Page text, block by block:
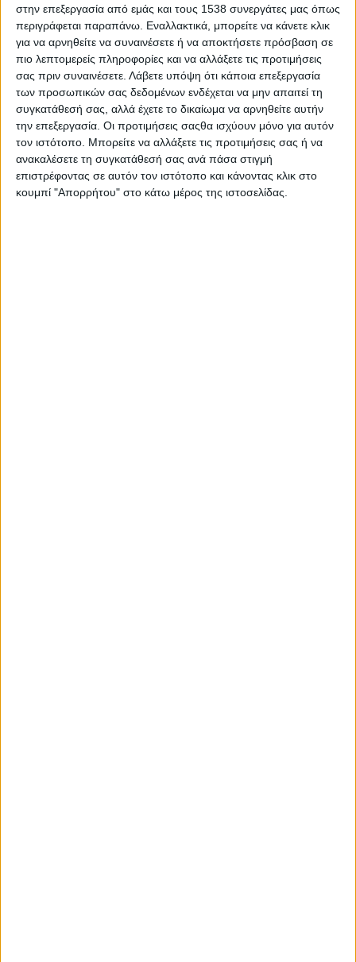
στην επεξεργασία από εμάς και τους 1538 συνεργάτες μας όπως
περιγράφεται παραπάνω. Εναλλακτικά, μπορείτε να κάνετε κλικ
για να αρνηθείτε να συναινέσετε ή να αποκτήσετε πρόσβαση σε
πιο λεπτομερείς πληροφορίες και να αλλάξετε τις προτιμήσεις
σας πριν συναινέσετε. Λάβετε υπόψη ότι κάποια επεξεργασία
των προσωπικών σας δεδομένων ενδέχεται να μην απαιτεί τη
συγκατάθεσή σας, αλλά έχετε το δικαίωμα να αρνηθείτε αυτήν
την επεξεργασία. Οι προτιμήσεις σαςθα ισχύουν μόνο για αυτόν
τον ιστότοπο. Μπορείτε να αλλάξετε τις προτιμήσεις σας ή να
ανακαλέσετε τη συγκατάθεσή σας ανά πάσα στιγμή
επιστρέφοντας σε αυτόν τον ιστότοπο και κάνοντας κλικ στο
κουμπί "Απορρήτου" στο κάτω μέρος της ιστοσελίδας.
Υλικό
Φωτογραφίες
Παρουσιάσεις
#JobDays
Εκδήλωση ενδιαφέροντος εταιριών